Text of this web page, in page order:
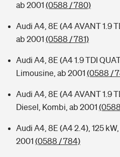
ab 2001 (0588 / 780)
Audi A4, 8E (A4 AVANT 1.9
ab 2001 (0588 / 781)
Audi A4, 8E (A4 1.9 TDI
Limousine, ab 2001 (0588 /
Audi A4, 8E (A4 AVANT 1.9
Diesel, Kombi, ab 2001
Audi A4, 8E (A4 2.4), 125
2001 (0588 / 784)